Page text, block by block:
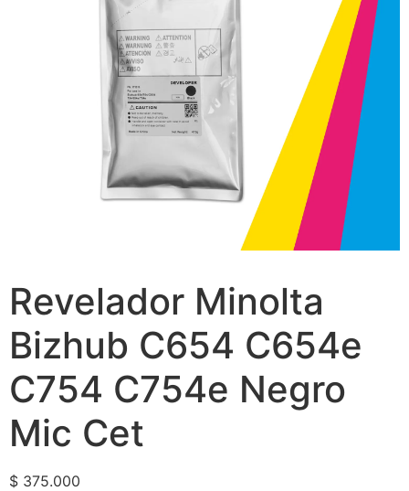
Revelador Minolta
Bizhub C654 C654e
C754 C754e Negro
Mic Cet
$ 375.000